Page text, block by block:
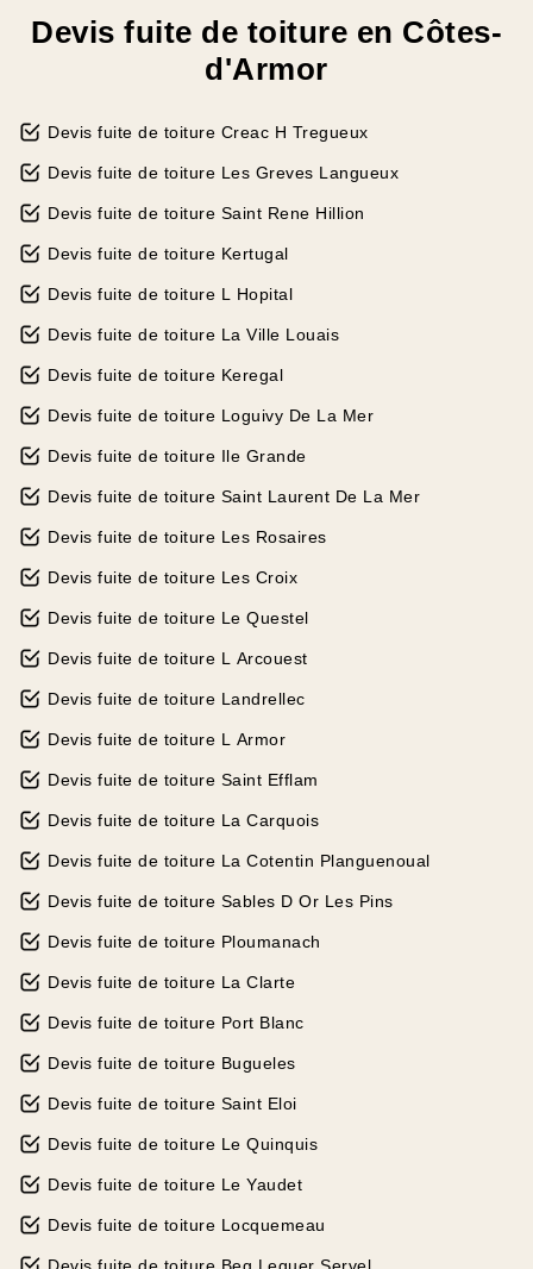
Devis fuite de toiture en Côtes-
d'Armor
Devis fuite de toiture Creac H Tregueux
Devis fuite de toiture Les Greves Langueux
Devis fuite de toiture Saint Rene Hillion
Devis fuite de toiture Kertugal
Devis fuite de toiture L Hopital
Devis fuite de toiture La Ville Louais
Devis fuite de toiture Keregal
Devis fuite de toiture Loguivy De La Mer
Devis fuite de toiture Ile Grande
Devis fuite de toiture Saint Laurent De La Mer
Devis fuite de toiture Les Rosaires
Devis fuite de toiture Les Croix
Devis fuite de toiture Le Questel
Devis fuite de toiture L Arcouest
Devis fuite de toiture Landrellec
Devis fuite de toiture L Armor
Devis fuite de toiture Saint Efflam
Devis fuite de toiture La Carquois
Devis fuite de toiture La Cotentin Planguenoual
Devis fuite de toiture Sables D Or Les Pins
Devis fuite de toiture Ploumanach
Devis fuite de toiture La Clarte
Devis fuite de toiture Port Blanc
Devis fuite de toiture Bugueles
Devis fuite de toiture Saint Eloi
Devis fuite de toiture Le Quinquis
Devis fuite de toiture Le Yaudet
Devis fuite de toiture Locquemeau